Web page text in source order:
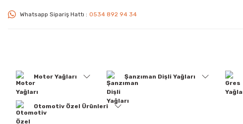
Whatsapp Sipariş Hattı : 0534 892 94 34
Motor Yağları Şanzıman Dişli Yağları
Otomotiv Özel Ürünleri